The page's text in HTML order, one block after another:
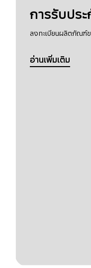
การรับปร
ลงทะเบียนผลิตภัณฑ์
อ่านเพิ่มเติม